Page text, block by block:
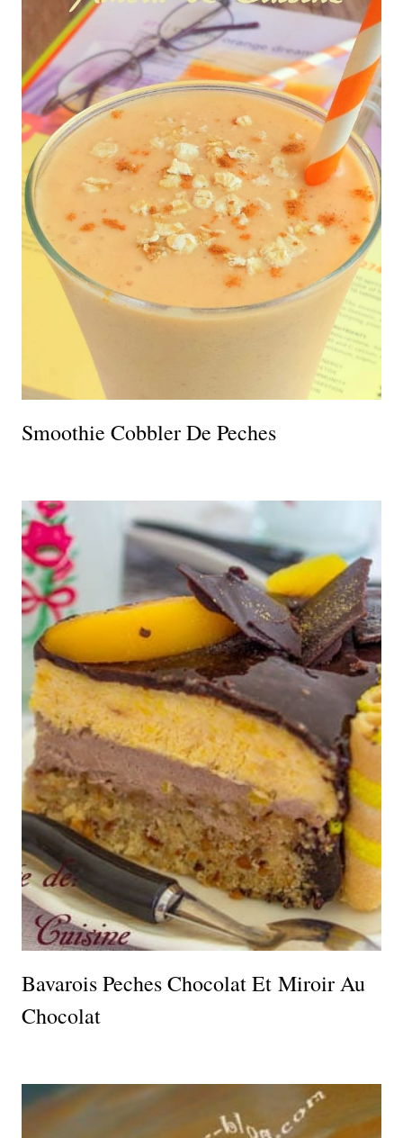
Smoothie Cobbler De Peches
Bavarois Peches Chocolat Et Miroir Au
Chocolat